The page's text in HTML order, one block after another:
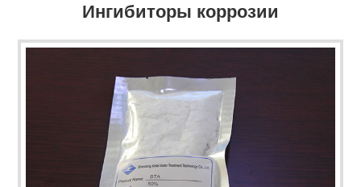
Ингибиторы коррозии